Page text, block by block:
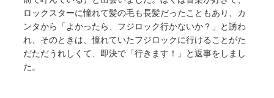
ロックスターに憧れて髪の毛も長髪だったこともあり、カ
ンタから「よかったら、フジロック行かないか？」と誘わ
れ、そのときは、憧れていたフジロックに行けることがた
だただうれしくて、即決で「行きます！」と返事をしまし
た。